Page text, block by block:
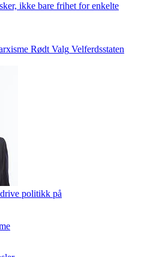
ikke bare frihet for enkelte
Rødt Valg Velferdsstaten
politikk på